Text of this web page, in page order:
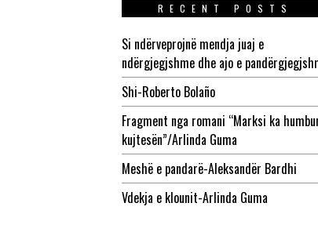
RECENT POSTS
Si ndërveprojnë mendja juaj e
ndërgjegjshme dhe ajo e
Shi-Roberto Bolaño
Fragment nga romani “Marksi ka
kujtesën”/Arlinda Guma
Meshë e pandarë-Aleksandër Bardhi
Vdekja e klounit-Arlinda Guma